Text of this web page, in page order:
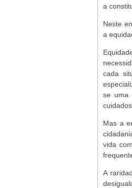
a
Neste
a
cada
se uma
Mas a
vida
A